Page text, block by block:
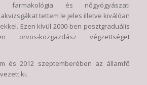
farmakológia és nőgyógyászati
tettem le jeles illetve kiválóan
Ezen kívül 2000-ben posztgraduális
orvos-közgazdász végzettséget
és 2012 szeptemberében az államfő
ki.